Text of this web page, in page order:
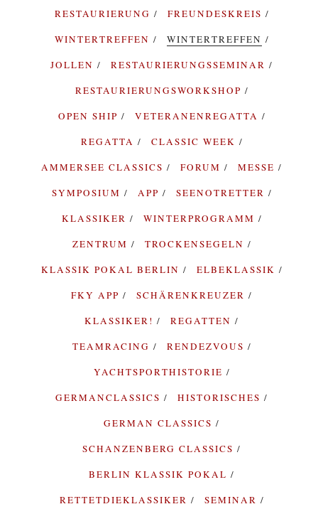
RESTAURIERUNG
FREUNDESKREIS
WINTERTREFFEN
WINTERTREFFEN
JOLLEN
RESTAURIERUNGSSEMINAR
RESTAURIERUNGSWORKSHOP
OPEN SHIP
VETERANENREGATTA
REGATTA
CLASSIC WEEK
AMMERSEE CLASSICS
FORUM
MESSE
SYMPOSIUM
APP
SEENOTRETTER
KLASSIKER
WINTERPROGRAMM
ZENTRUM
TROCKENSEGELN
KLASSIK POKAL BERLIN
ELBEKLASSIK
FKY APP
SCHÄRENKREUZER
KLASSIKER!
REGATTEN
TEAMRACING
RENDEZVOUS
YACHTSPORTHISTORIE
GERMANCLASSICS
HISTORISCHES
GERMAN CLASSICS
SCHANZENBERG CLASSICS
BERLIN KLASSIK POKAL
RETTETDIEKLASSIKER
SEMINAR